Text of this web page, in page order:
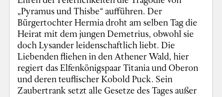
„Pyramus und Thisbe“ aufführen. Der
Bürgertochter Hermia droht am selben Tag die
Heirat mit dem jungen Demetrius, obwohl sie
doch Lysander leidenschaftlich liebt. Die
Liebenden fliehen in den Athener Wald, hier
regiert das Elfenkönigspaar Titania und Oberon
und deren teuflischer Kobold Puck. Sein
Zaubertrank setzt alle Gesetze des Tages außer